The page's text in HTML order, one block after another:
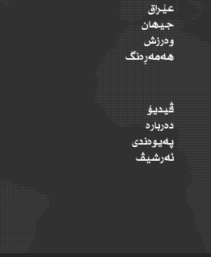
عێراق
جیهان
وەرزش
هەمەڕەنگ
ڤیدیۆ
دەربارە
پەیوەندی
ئەرشیڤ